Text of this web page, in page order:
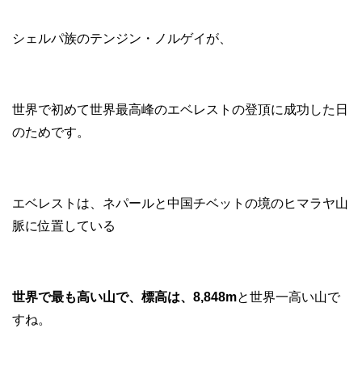
シェルパ族のテンジン・ノルゲイが、
世界で初めて世界最高峰のエベレストの登頂に成功した日
のためです。
エベレストは、ネパールと中国チベットの境のヒマラヤ山
脈に位置している
世界で最も高い山で、標高は、8,848mと世界一高い山で
すね。